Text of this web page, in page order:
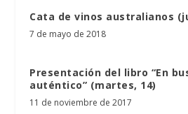
Cata de vinos australianos
7 de mayo de 2018
Presentación del libro “En
auténtico” (martes, 14)
11 de noviembre de 2017